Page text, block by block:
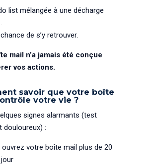
list mélangée à une décharge
de s’y retrouver.
mail n’a jamais été conçue
vos actions.
savoir que votre boîte
votre vie ?
signes alarmants (test
douloureux) :
votre boîte mail plus de 20